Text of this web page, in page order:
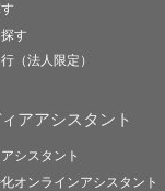
す
（法人限定）
アアシスタント
シスタント
オンラインアシスタント